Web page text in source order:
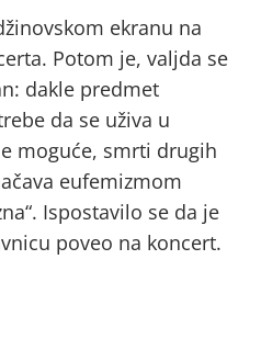
ekranu na
Potom je, valjda se
dakle predmet
da se uživa u
moguće, smrti drugih
eufemizmom
Ispostavilo se da je
poveo na koncert.